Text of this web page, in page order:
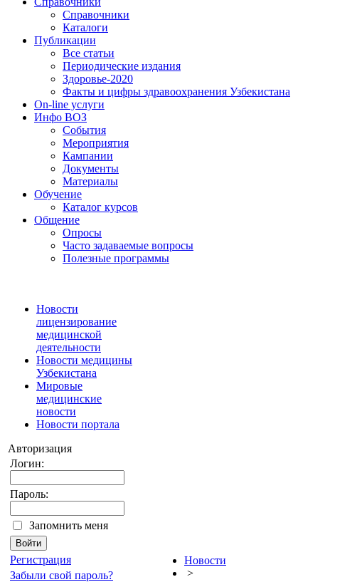
Справочники
Каталоги
Публикации
Все статьи
Периодические издания
Здоровье-2020
Факты и цифры здравоохранения Узбекистана
On-line услуги
Инфо ВОЗ
События
Мероприятия
Кампании
Документы
Материалы
Обучение
Каталог курсов
Общение
Опросы
Часто задаваемые вопросы
Полезные программы
Новости
лицензирование
медицинской
деятельности
Новости медицины
Узбекистана
Мировые
медицинские
новости
Новости портала
Авторизация
Логин:
Пароль:
Запомнить меня
Регистрация
Забыли свой пароль?
Новости
>